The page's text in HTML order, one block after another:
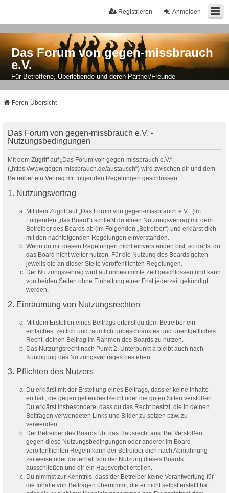
Anmelden
Registrieren
Das Forum von gegen-missbrauch
e.V.
Für Betroffene, Überlebende und deren Partner/Freunde
Foren-Übersicht
Das Forum von gegen-missbrauch e.V. -
Nutzungsbedingungen
Mit dem Zugriff auf „Das Forum von gegen-missbrauch e.V.“
(„https://www.gegen-missbrauch.de/austausch“) wird zwischen dir und dem
Betreiber ein Vertrag mit folgenden Regelungen geschlossen:
1. Nutzungsvertrag
Mit dem Zugriff auf „Das Forum von gegen-missbrauch e.V.“ (im
Folgenden „das Board“) schließt du einen Nutzungsvertrag mit dem
Betreiber des Boards ab (im Folgenden „Betreiber“) und erklärst dich
mit den nachfolgenden Regelungen einverstanden.
Wenn du mit diesen Regelungen nicht einverstanden bist, so darfst du
das Board nicht weiter nutzen. Für die Nutzung des Boards gelten
jeweils die an dieser Stelle veröffentlichten Regelungen.
Der Nutzungsvertrag wird auf unbestimmte Zeit geschlossen und kann
von beiden Seiten ohne Einhaltung einer Frist jederzeit gekündigt
werden.
2. Einräumung von Nutzungsrechten
Mit dem Erstellen eines Beitrags erteilst du dem Betreiber ein
einfaches, zeitlich und räumlich unbeschränktes und unentgeltliches
Recht, deinen Beitrag im Rahmen des Boards zu nutzen.
Das Nutzungsrecht nach Punkt 2, Unterpunkt a bleibt auch nach
Kündigung des Nutzungsvertrages bestehen.
3. Pflichten des Nutzers
Du erklärst mit der Erstellung eines Beitrags, dass er keine Inhalte
enthält, die gegen geltendes Recht oder die guten Sitten verstoßen.
Du erklärst insbesondere, dass du das Recht besitzt, die in deinen
Beiträgen verwendeten Links und Bilder zu setzen bzw. zu
verwenden.
Der Betreiber des Boards übt das Hausrecht aus. Bei Verstößen
gegen diese Nutzungsbedingungen oder anderer im Board
veröffentlichten Regeln kann der Betreiber dich nach Abmahnung
zeitweise oder dauerhaft von der Nutzung dieses Boards
ausschließen und dir ein Hausverbot erteilen.
Du nimmst zur Kenntnis, dass der Betreiber keine Verantwortung für
die Inhalte von Beiträgen übernimmt, die er nicht selbst erstellt hat